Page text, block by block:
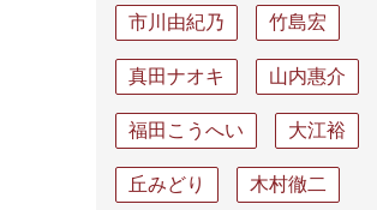
市川由紀乃 竹島宏
真田ナオキ 山内惠介
福田こうへい 大江裕
丘みどり 木村徹二